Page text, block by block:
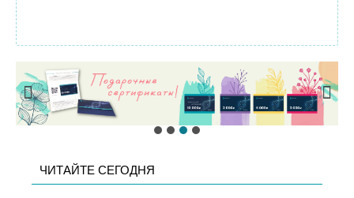
ЧИТАЙТЕ СЕГОДНЯ